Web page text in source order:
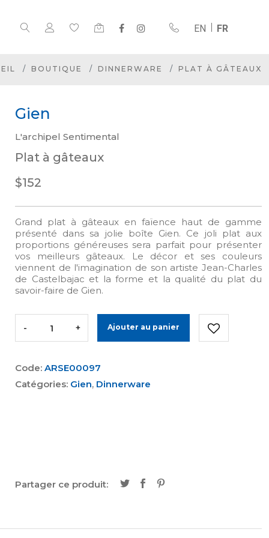
EN FR
BOUTIQUE DINNERWARE PLAT À GÂTEAUX
Gien
L'archipel Sentimental
Plat à gâteaux
$152
Grand plat à gâteaux en faïence haut de gamme
présenté dans sa jolie boîte Gien. Ce joli plat aux
proportions généreuses sera parfait pour présenter
vos meilleurs gâteaux. Le décor et ses couleurs
viennent de l'imagination de son artiste Jean-Charles
de Castelbajac et la forme et la qualité du plat du
savoir-faire de Gien.
- + Ajouter au panier
Code: ARSE00097
Catégories: Gien, Dinnerware
Partager ce produit: